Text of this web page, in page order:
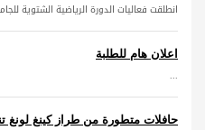
انطلقت فعاليات الدورة الرياضية الشتوية
اعلان هام للطلبة
...
حافلات متطورة من طراز كينغ